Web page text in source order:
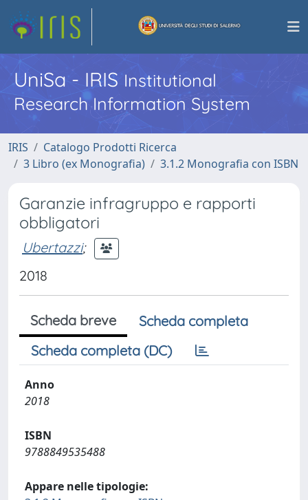
UniSa - IRISInstitutional
Research Information System
IRIS
Catalogo Prodotti Ricerca
3 Libro (ex Monografia)
3.1.2 Monografia con ISBN
Garanzie infragruppo e rapporti
obbligatori
Ubertazzi;
2018
Scheda breve
Scheda completa
Scheda completa (DC)
Anno
2018
ISBN
9788849535488
Appare nelle tipologie: